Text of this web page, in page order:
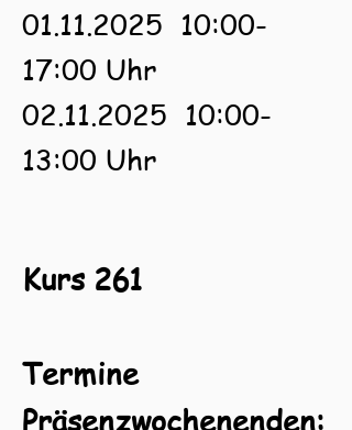
01.11.2025 10:00-
17:00 Uhr
02.11.2025 10:00-
13:00 Uhr
Kurs 261
Termine
Präsenzwochenenden: